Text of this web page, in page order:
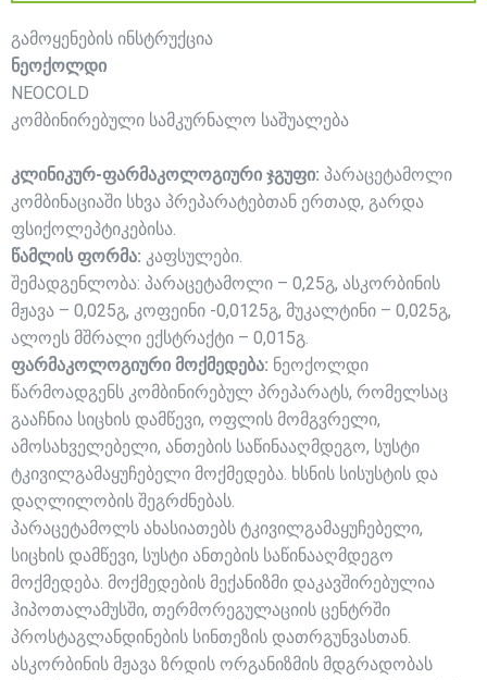
გამოყენების ინსტრუქცია
ნეოქოლდი
NEOCOLD
კომბინირებული სამკურნალო საშუალება
კლინიკურ-ფარმაკოლოგიური ჯგუფი: პარაცეტამოლი
კომბინაციაში სხვა პრეპარატებთან ერთად, გარდა
ფსიქოლეპტიკებისა.
წამლის ფორმა: კაფსულები.
შემადგენლობა: პარაცეტამოლი – 0,25გ, ასკორბინის
მჟავა – 0,025გ, კოფეინი -0,0125გ, მუკალტინი – 0,025გ,
ალოეს მშრალი ექსტრაქტი – 0,015გ.
ფარმაკოლოგიური მოქმედება: ნეოქოლდი
წარმოადგენს კომბინირებულ პრეპარატს, რომელსაც
გააჩნია სიცხის დამწევი, ოფლის მომგვრელი,
ამოსახველებელი, ანთების საწინააღმდეგო, სუსტი
ტკივილგამაყუჩებელი მოქმედება. ხსნის სისუსტის და
დაღლილობის შეგრძნებას.
პარაცეტამოლს ახასიათებს ტკივილგამაყუჩებელი,
სიცხის დამწევი, სუსტი ანთების საწინააღმდეგო
მოქმედება. მოქმედების მექანიზმი დაკავშირებულია
ჰიპოთალამუსში, თერმორეგულაციის ცენტრში
პროსტაგლანდინების სინთეზის დათრგუნვასთან.
ასკორბინის მჟავა ზრდის ორგანიზმის მდგრადობას